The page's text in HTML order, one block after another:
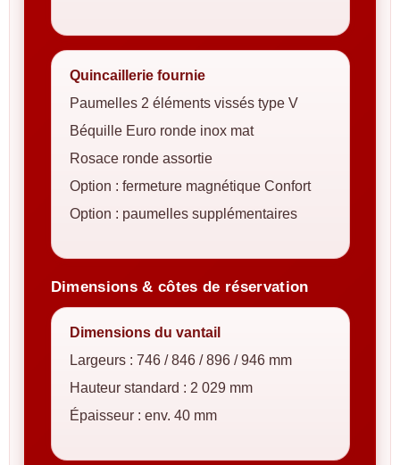
Quincaillerie fournie
Paumelles 2 éléments vissés type V
Béquille Euro ronde inox mat
Rosace ronde assortie
Option : fermeture magnétique Confort
Option : paumelles supplémentaires
Dimensions & côtes de réservation
Dimensions du vantail
Largeurs : 746 / 846 / 896 / 946 mm
Hauteur standard : 2 029 mm
Épaisseur : env. 40 mm